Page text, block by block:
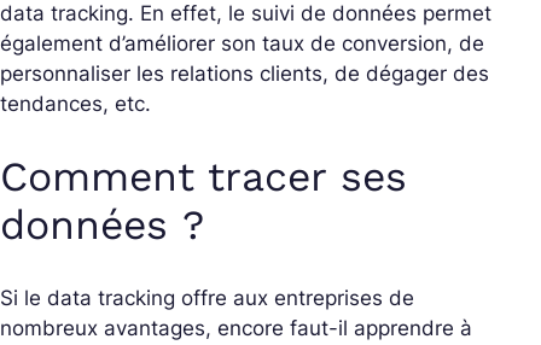
data tracking. En effet, le suivi de données permet
également d’améliorer son taux de conversion, de
personnaliser les relations clients, de dégager des
tendances, etc.
Comment tracer ses
données ?
Si le data tracking offre aux entreprises de
nombreux avantages, encore faut-il apprendre à